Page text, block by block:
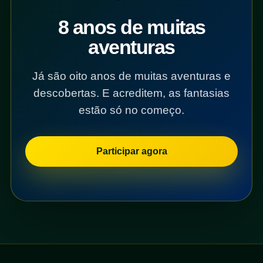
8 anos de muitas
aventuras
Já são oito anos de muitas aventuras e
descobertas. E acreditem, as fantasias
estão só no começo.
Participar agora